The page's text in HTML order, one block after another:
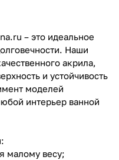
– это идеальное
Наши
акрила,
и устойчивость
моделей
интерьер ванной
малому весу;